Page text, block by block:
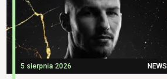
5 sierpnia 2026 NEWS